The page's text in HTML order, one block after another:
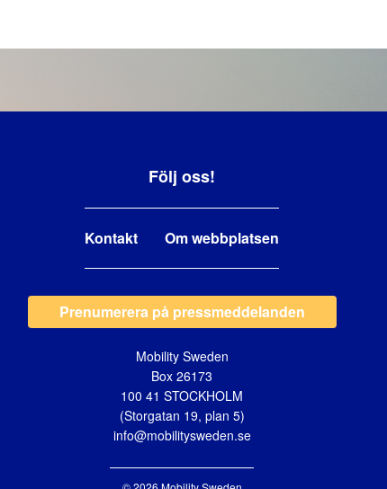
Följ oss!
Kontakt Om webbplatsen
Prenumerera på pressmeddelanden
Mobility Sweden
Box 26173
100 41 STOCKHOLM
(Storgatan 19, plan 5)
info@mobilitysweden.se